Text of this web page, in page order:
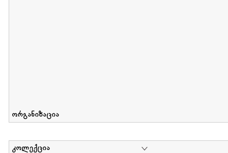
ორგანიზაცია
კოლექცია